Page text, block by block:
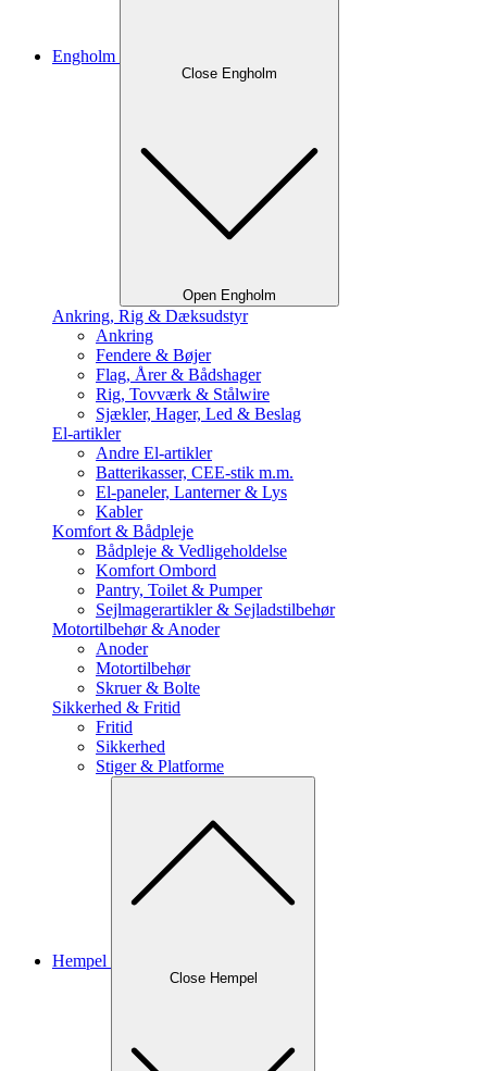
Engholm
Close Engholm
Open Engholm
Ankring, Rig & Dæksudstyr
Ankring
Fendere & Bøjer
Flag, Årer & Bådshager
Rig, Tovværk & Stålwire
Sjækler, Hager, Led & Beslag
El-artikler
Andre El-artikler
Batterikasser, CEE-stik m.m.
El-paneler, Lanterner & Lys
Kabler
Komfort & Bådpleje
Bådpleje & Vedligeholdelse
Komfort Ombord
Pantry, Toilet & Pumper
Sejlmagerartikler & Sejladstilbehør
Motortilbehør & Anoder
Anoder
Motortilbehør
Skruer & Bolte
Sikkerhed & Fritid
Fritid
Sikkerhed
Stiger & Platforme
Hempel
Close Hempel